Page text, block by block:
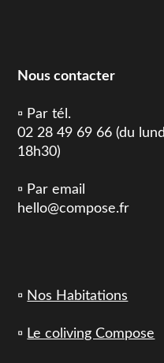
Nous contacter
▫️ Par tél.
02 28 49 69 66 (du
18h30)
▫️ Par email
hello@compose.fr
▫️ Nos Habitations
▫️ Le coliving Compose